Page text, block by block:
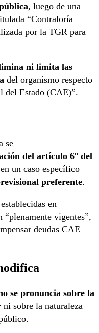
, luego de una
“Contraloría
por la TGR para
ni limita las
del organismo respecto
del Estado (CAE)”.
se
del artículo 6° del
en un caso específico
preferente.
establecidas en
“plenamente vigentes”,
deudas CAE
se pronuncia sobre la
ni sobre la naturaleza